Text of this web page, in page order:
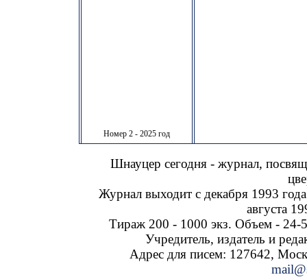
Номер 2 - 2025 год
Шнауцер сегодня - журнал,
Журнал выходит с декабря 1993
августа
Тираж 200 - 1000 экз. Объем - 24-
Учредитель, издатель и
Адрес для писем: 127642,